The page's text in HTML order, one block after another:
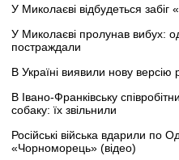
У Миколаєві відбудеться забіг
У Миколаєві пролунав вибух:
постраждали
В Україні виявили нову версію
В Івано-Франківську
собаку: їх звільнили
Російські війська вдарили по
«Чорноморець» (відео)